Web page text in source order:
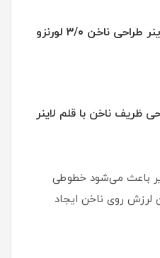
ناخن ۳/۰ لورنزو
ظریف ناخن با قلم لاینر
باعث می‌شود خطوطی
لرزش روی ناخن ایجاد